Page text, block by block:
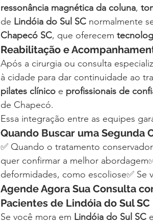
ressonância magnética da coluna,
de Lindóia do Sul SC normalmente
Chapecó SC, que oferecem
Reabilitação e
Após a cirurgia ou consulta
à cidade para dar continuidade ao
pilates clínico e profissionais de
de Chapecó.
Essa integração entre as equipes
Quando Buscar uma Segunda
✅ Quando o tratamento
quer confirmar a melhor
deformidades, como escoliose✅ Se
Agende Agora Sua Consulta
Pacientes de Lindóia do Sul SC
Se você mora em Lindóia do Sul SC